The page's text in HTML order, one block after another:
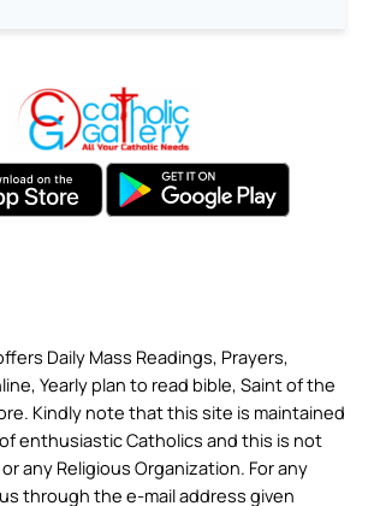
Daily Mass Readings, Prayers,
Yearly plan to read bible, Saint of the
Kindly note that this site is maintained
enthusiastic Catholics and this is not
any Religious Organization. For any
through the e-mail address given